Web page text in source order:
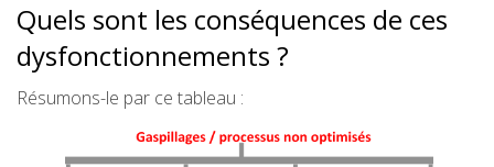
Quels sont les conséquences de ces
dysfonctionnements ?
Résumons-le par ce tableau :